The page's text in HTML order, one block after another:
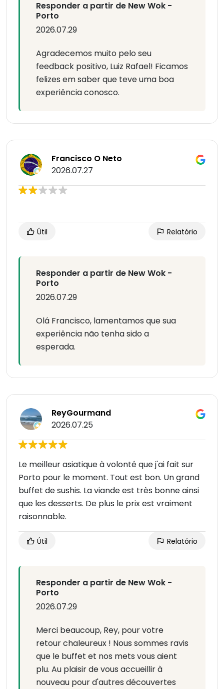
Responder a partir de New Wok -
Porto
2026.07.29
Agradecemos muito pelo seu
feedback positivo, Luiz Rafael! Ficamos
felizes em saber que teve uma boa
experiência conosco.
Francisco O Neto
2026.07.27
Útil Relatório
Responder a partir de New Wok -
Porto
2026.07.29
Olá Francisco, lamentamos que sua
experiência não tenha sido a
esperada.
ReyGourmand
2026.07.25
Le meilleur asiatique à volonté que j'ai fait sur
Porto pour le moment. Tout est bon. Un grand
buffet de sushis. La viande est très bonne ainsi
que les desserts. De plus le prix est vraiment
raisonnable.
Útil Relatório
Responder a partir de New Wok -
Porto
2026.07.29
Merci beaucoup, Rey, pour votre
retour chaleureux ! Nous sommes ravis
que le buffet et nos mets vous aient
plu. Au plaisir de vous accueillir à
nouveau pour d'autres découvertes